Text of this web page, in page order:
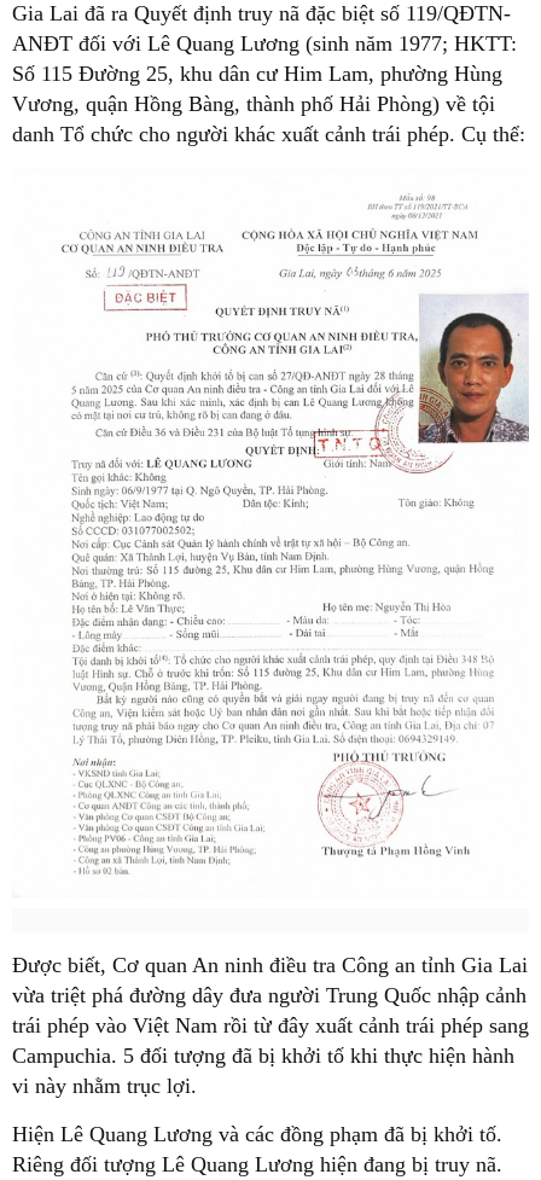
Gia Lai đã ra Quyết định truy nã đặc biệt số 119/QĐTN-
ANĐT đối với Lê Quang Lương (sinh năm 1977; HKTT:
Số 115 Đường 25, khu dân cư Him Lam, phường Hùng
Vương, quận Hồng Bàng, thành phố Hải Phòng) về tội
danh Tổ chức cho người khác xuất cảnh trái phép. Cụ thể:
Được biết, Cơ quan An ninh điều tra Công an tỉnh Gia Lai
vừa triệt phá đường dây đưa người Trung Quốc nhập cảnh
trái phép vào Việt Nam rồi từ đây xuất cảnh trái phép sang
Campuchia. 5 đối tượng đã bị khởi tố khi thực hiện hành
vi này nhằm trục lợi.
Hiện Lê Quang Lương và các đồng phạm đã bị khởi tố.
Riêng đối tượng Lê Quang Lương hiện đang bị truy nã.